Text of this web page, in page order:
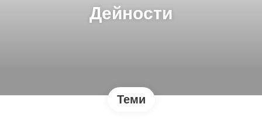
Дейности
Теми